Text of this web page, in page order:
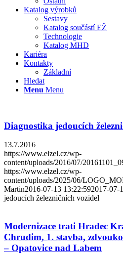
Katalog výrobků
Sestavy
Katalog součástí EŽ
Technologie
Katalog MHD
Kariéra
Kontakty
Základní
Hledat
Menu Menu
Diagnostika jedoucích
13.7.2016
https://www.elzel.cz/wp-
content/uploads/2016/07/
https://www.elzel.cz/wp-
content/uploads/2025/06/
Martin2016-07-13 13:22:592017-07-
jedoucích železničních vozidel
Modernizace trati Hradec
Chrudim, 1. stavba,
– Opatovice nad Labem